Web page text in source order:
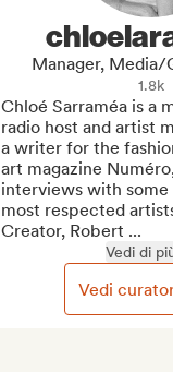
Manager, Media/
1.8k
Chloé Sarraméa is a
radio host and artist
a writer for the
art magazine
interviews with
most respected
Creator, Robert ...
Vedi di
Vedi